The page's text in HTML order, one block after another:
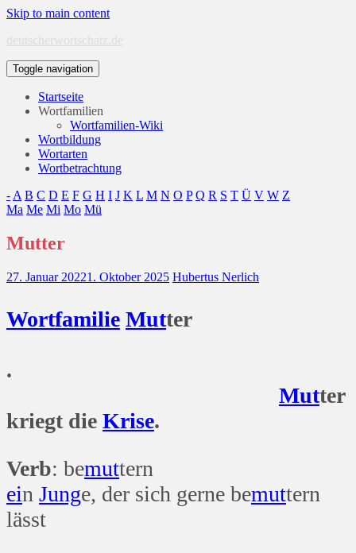
Skip to main content
deutscherwortschatz.de
Toggle navigation
Startseite
Wortfamilien
Wortfamilien-Wiki
Wortbildung
Wortarten
Wortbetrachtung
- A B C D E F G H I J K L M N O P Q R S T Ü V W Z
Ma Me Mi Mo Mü
Mutter
27. Januar 20221. Oktober 2025 Hubertus Nerlich
Wortfamilie Mutter
.
Mutter
kriegt die Krise.
Verb: bemuttern
ein Junge, der sich gerne bemuttern
lässt